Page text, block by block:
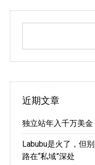
近期文章
独立站年入千万美
Labubu是火了，但
路在“私域”深处